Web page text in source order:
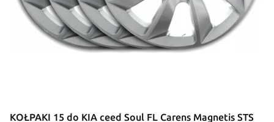
KOŁPAKI 15 do KIA ceed Soul FL Carens Magnetis STS